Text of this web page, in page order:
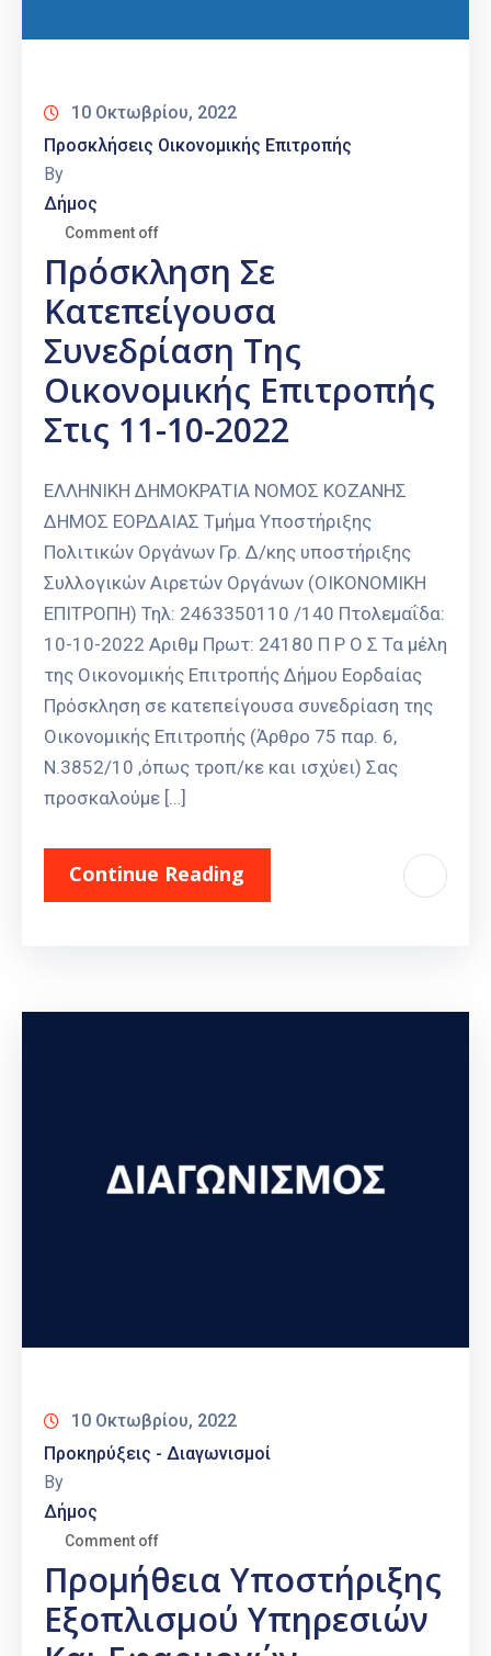
10 Οκτωβρίου, 2022
Προσκλήσεις Οικονομικής Επιτροπής
By
Δήμος
Comment off
Πρόσκληση Σε
Κατεπείγουσα
Συνεδρίαση Της
Οικονομικής Επιτροπής
Στις 11-10-2022
ΕΛΛΗΝΙΚΗ ΔΗΜΟΚΡΑΤΙΑ ΝΟΜΟΣ ΚΟΖΑΝΗΣ
ΔΗΜΟΣ ΕΟΡΔΑΙΑΣ Τμήμα Υποστήριξης
Πολιτικών Οργάνων Γρ. Δ/κης υποστήριξης
Συλλογικών Αιρετών Οργάνων (ΟΙΚΟΝΟΜΙΚΗ
ΕΠΙΤΡΟΠΗ) Τηλ: 2463350110 /140 Πτολεμαΐδα:
10-10-2022 Αριθμ Πρωτ: 24180 Π Ρ Ο Σ Τα μέλη
της Οικονομικής Επιτροπής Δήμου Εορδαίας
Πρόσκληση σε κατεπείγουσα συνεδρίαση της
Οικονομικής Επιτροπής (Άρθρο 75 παρ. 6,
Ν.3852/10 ,όπως τροπ/κε και ισχύει) Σας
προσκαλούμε […]
Continue Reading
10 Οκτωβρίου, 2022
Προκηρύξεις - Διαγωνισμοί
By
Δήμος
Comment off
Προμήθεια Υποστήριξης
Εξοπλισμού Υπηρεσιών